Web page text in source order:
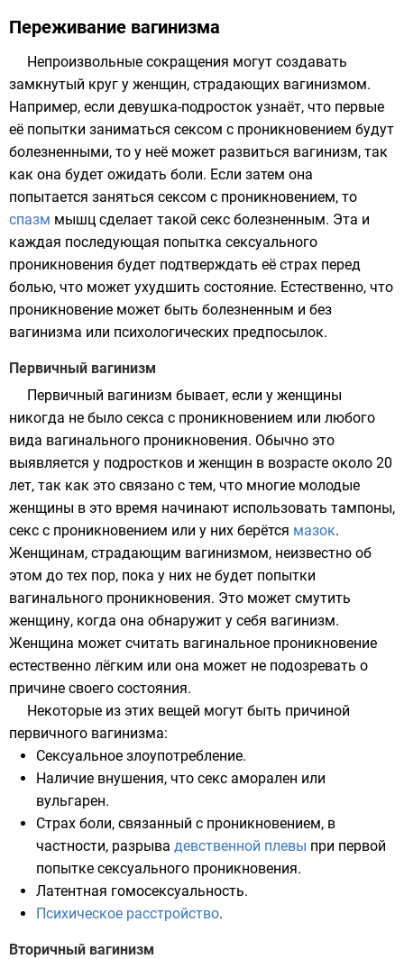
Переживание вагинизма
Непроизвольные сокращения могут создавать
замкнутый круг у женщин, страдающих вагинизмом.
Например, если девушка-подросток узнаёт, что первые
её попытки заниматься сексом с проникновением будут
болезненными, то у неё может развиться вагинизм, так
как она будет ожидать боли. Если затем она
попытается заняться сексом с проникновением, то
спазм мышц сделает такой секс болезненным. Эта и
каждая последующая попытка сексуального
проникновения будет подтверждать её страх перед
болью, что может ухудшить состояние. Естественно, что
проникновение может быть болезненным и без
вагинизма или психологических предпосылок.
Первичный вагинизм
Первичный вагинизм бывает, если у женщины
никогда не было секса с проникновением или любого
вида вагинального проникновения. Обычно это
выявляется у подростков и женщин в возрасте около 20
лет, так как это связано с тем, что многие молодые
женщины в это время начинают использовать тампоны,
секс с проникновением или у них берётся мазок.
Женщинам, страдающим вагинизмом, неизвестно об
этом до тех пор, пока у них не будет попытки
вагинального проникновения. Это может смутить
женщину, когда она обнаружит у себя вагинизм.
Женщина может считать вагинальное проникновение
естественно лёгким или она может не подозревать о
причине своего состояния.
Некоторые из этих вещей могут быть причиной
первичного вагинизма:
Сексуальное злоупотребление.
Наличие внушения, что секс аморален или
вульгарен.
Страх боли, связанный с проникновением, в
частности, разрыва девственной плевы при первой
попытке сексуального проникновения.
Латентная гомосексуальность.
Психическое расстройство.
Вторичный вагинизм